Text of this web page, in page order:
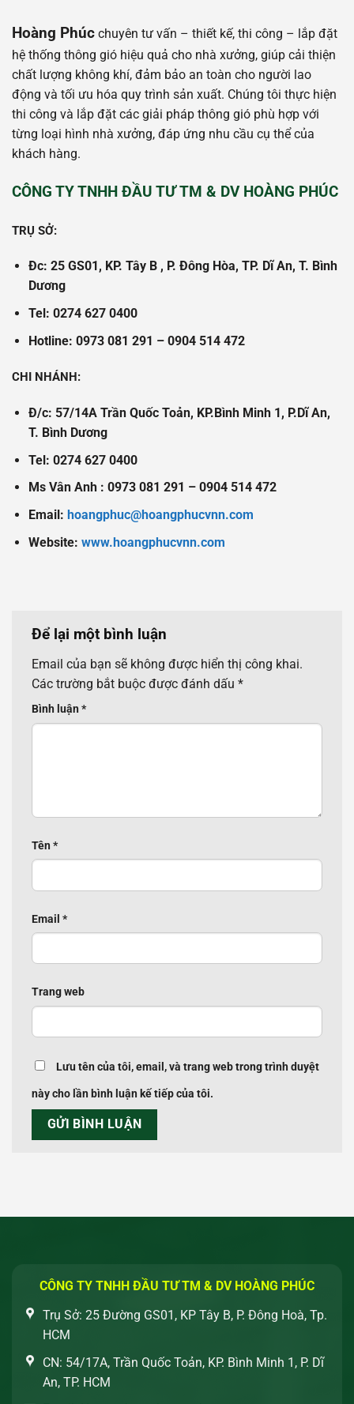
Hoàng Phúc chuyên tư vấn – thiết kế, thi công – lắp đặt
hệ thống thông gió hiệu quả cho nhà xưởng, giúp cải thiện
chất lượng không khí, đảm bảo an toàn cho người lao
động và tối ưu hóa quy trình sản xuất. Chúng tôi thực hiện
thi công và lắp đặt các giải pháp thông gió phù hợp với
từng loại hình nhà xưởng, đáp ứng nhu cầu cụ thể của
khách hàng.
CÔNG TY TNHH ĐẦU TƯ TM & DV HOÀNG PHÚC
TRỤ SỞ:
Đc: 25 GS01, KP. Tây B , P. Đông Hòa, TP. Dĩ An, T. Bình
Dương
Tel: 0274 627 0400
Hotline: 0973 081 291 – 0904 514 472
CHI NHÁNH:
Đ/c: 57/14A Trần Quốc Toản, KP.Bình Minh 1, P.Dĩ An,
T. Bình Dương
Tel: 0274 627 0400
Ms Vân Anh : 0973 081 291 – 0904 514 472
Email: hoangphuc@hoangphucvnn.com
Website: www.hoangphucvnn.com
Để lại một bình luận
Email của bạn sẽ không được hiển thị công khai.
Các trường bắt buộc được đánh dấu *
Bình luận *
Tên *
Email *
Trang web
Lưu tên của tôi, email, và trang web trong trình duyệt
này cho lần bình luận kế tiếp của tôi.
CÔNG TY TNHH ĐẦU TƯ TM & DV HOÀNG PHÚC
Trụ Sở: 25 Đường GS01, KP Tây B, P. Đông Hoà, Tp.
HCM
CN: 54/17A, Trần Quốc Toản, KP. Bình Minh 1, P. Dĩ
An, TP. HCM